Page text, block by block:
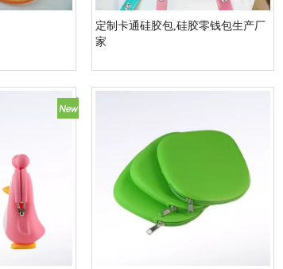
定制卡通硅胶包,硅胶零钱包生产厂
家